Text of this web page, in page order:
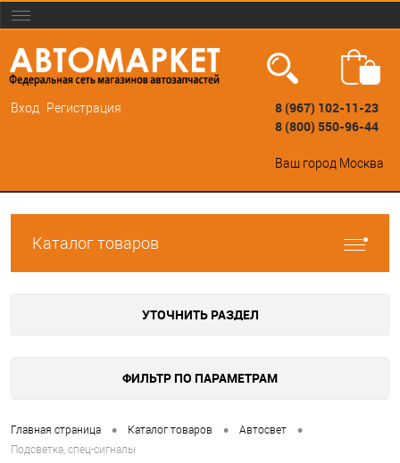
Вход Регистрация
8 (967) 102-11-23
8 (800) 550-96-44
Ваш город Москва
Каталог товаров
УТОЧНИТЬ РАЗДЕЛ
ФИЛЬТР ПО ПАРАМЕТРАМ
Главная страница • Каталог товаров • Автосвет •
Подсветка, спец-сигналы